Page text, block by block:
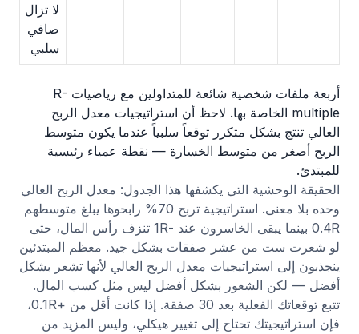
لا تزال
صافي
سلبي
أربعة ملفات شخصية شائعة للمتداولين مع رياضيات R-
multiple الخاصة بها. لاحظ أن استراتيجيات معدل الربح
العالي تنتج بشكل متكرر توقعاً سلبياً عندما يكون متوسط
الربح أصغر من متوسط الخسارة — نقطة عمياء رئيسية
للمبتدئ.
الحقيقة الوحشية التي يكشفها هذا الجدول: معدل الربح العالي
وحده بلا معنى. استراتيجية تربح 70% رابحوها يبلغ متوسطهم
0.4R بينما يبقى الخاسرون عند -1R تنزف رأس المال، حتى
لو شعرت ست من عشر صفقات بشكل جيد. معظم المبتدئين
ينجذبون إلى استراتيجيات معدل الربح العالي لأنها تشعر بشكل
أفضل — لكن الشعور بشكل أفضل ليس مثل كسب المال.
تتبع توقعاتك الفعلية بعد 30 صفقة. إذا كانت أقل من +0.1R،
فإن استراتيجيتك تحتاج إلى تغيير هيكلي، وليس المزيد من